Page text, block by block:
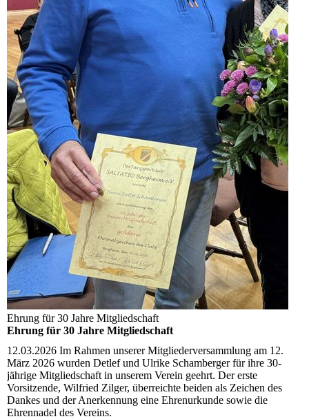
Ehrung für 30 Jahre Mitgliedschaft
Ehrung für 30 Jahre Mitgliedschaft
12.03.2026 Im Rahmen unserer Mitgliederversammlung am 12.
März 2026 wurden Detlef und Ulrike Schamberger für ihre 30-
jährige Mitgliedschaft in unserem Verein geehrt. Der erste
Vorsitzende, Wilfried Zilger, überreichte beiden als Zeichen des
Dankes und der Anerkennung eine Ehrenurkunde sowie die
Ehrennadel des Vereins.